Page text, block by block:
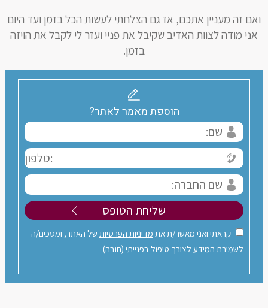
ואם זה מעניין אתכם, אז גם הצלחתי לעשות הכל בזמן ועד היום
אני מודה לצוות האדיב שקיבל את פניי ועזר לי לקבל את הויזה
בזמן.
הוספת מאמר לאתר?
קראתי ואני מאשר/ת את מדיניות הפרטיות של האתר, ומסכים/ה
לשמירת המידע לצורך טיפול בפנייתי (חובה)